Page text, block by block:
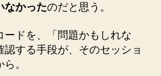
なかったのだと思う。
ードを、「問題かもしれな
する手段が、そのセッショ
。